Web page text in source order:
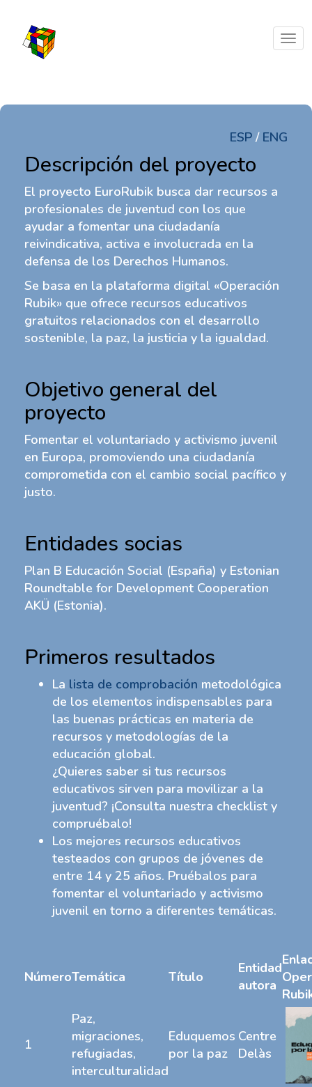
ESP / ENG
Descripción del proyecto
El proyecto EuroRubik busca dar recursos a
profesionales de juventud con los que
ayudar a fomentar una ciudadanía
reivindicativa, activa e involucrada en la
defensa de los Derechos Humanos.
Se basa en la plataforma digital «Operación
Rubik» que ofrece recursos educativos
gratuitos relacionados con el desarrollo
sostenible, la paz, la justicia y la igualdad.
Objetivo general del
proyecto
Fomentar el voluntariado y activismo juvenil
en Europa, promoviendo una ciudadanía
comprometida con el cambio social pacífico y
justo.
Entidades socias
Plan B Educación Social (España) y Estonian
Roundtable for Development Cooperation
AKÜ (Estonia).
Primeros resultados
La lista de comprobación metodológica
de los elementos indispensables para
las buenas prácticas en materia de
recursos y metodologías de la
educación global.
¿Quieres saber si tus recursos
educativos sirven para movilizar a la
juventud? ¡Consulta nuestra checklist y
compruébalo!
Los mejores recursos educativos
testeados con grupos de jóvenes de
entre 14 y 25 años. Pruébalos para
fomentar el voluntariado y activismo
juvenil en torno a diferentes temáticas.
NúmeroTemática Título
Entidad
autora
1
Paz,
migraciones,
refugiadas,
interculturalidad
Eduquemos
por la paz
Centre
Delàs